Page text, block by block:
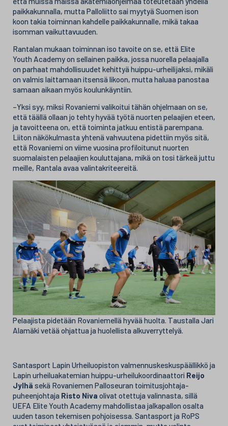
paikkakunnalla, mutta Palloliitto sai myytyä Suomen ison
koon takia toiminnan kahdelle paikkakunnalle, mikä takaa
isomman vaikuttavuuden.
Rantalan mukaan toiminnan iso tavoite on se, että Elite
Youth Academy on sellainen paikka, jossa nuorella pelaajalla
on parhaat mahdollisuudet kehittyä huippu-urheilijaksi, mikäli
on valmis laittamaan itsensä likoon, mutta haluaa panostaa
samaan aikaan myös koulunkäyntiin.
–Yksi syy, miksi Rovaniemi valikoitui tähän ohjelmaan on se,
että täällä ollaan jo tehty hyvää työtä nuorten pelaajien eteen,
ja tavoitteena on, että toiminta jatkuu entistä parempana.
Liiton näkökulmasta yhtenä vahvuutena pidettiin myös sitä,
että Rovaniemi on viime vuosina profiloitunut nuorten
suomalaisten pelaajien kouluttajana, mikä on tosi tärkeä juttu
meille, Rantala avaa valintakriteereitä.
Pelaajista pidetään Rovaniemellä hyvää huolta. Taustalla Jari
Alamäki vetää ohjattua ja huolellista alkuverryttelyä.
Santasport Lapin Urheiluopiston valmennuskeskuspäällikkö ja
Lapin urheiluakatemian huippu-urheilukoordinaattori Reijo
Jylhä sekä Rovaniemen Palloseuran toimitusjohtaja-
puheenjohtaja Risto Niva olivat otettuja valinnasta, sillä
UEFA Elite Youth Academy mahdollistaa jalkapallon osalta
uuden tason tekemisen pohjoisessa. Santasport ja RoPS